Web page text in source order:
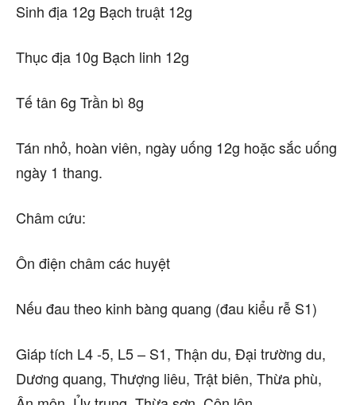
Sinh địa 12g Bạch truật 12g
Thục địa 10g Bạch linh 12g
Tế tân 6g Trần bì 8g
Tán nhỏ, hoàn viên, ngày uống 12g hoặc sắc uống
ngày 1 thang.
Châm cứu:
Ôn điện châm các huyệt
Nếu đau theo kinh bàng quang (đau kiểu rễ S1)
Giáp tích L4 -5, L5 – S1, Thận du, Đại trường du,
Dương quang, Thượng liêu, Trật biên, Thừa phù,